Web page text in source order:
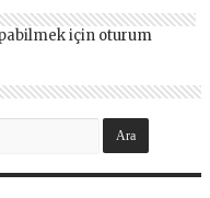
için oturum